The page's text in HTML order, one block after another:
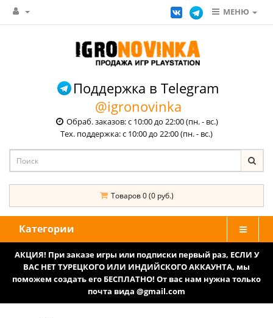
МЕНЮ
Поддержка в Telegram
@igronovinka
Обраб. заказов: с 10:00 до 22:00 (пн. - вс.)
Тех. поддержка: с 10:00 до 22:00 (пн. - вс.)
Товаров 0 (0 руб.)
Категории
АКЦИЯ! При заказе игры или подписки первый раз, ЕСЛИ У
ВАС НЕТ ТУРЕЦКОГО ИЛИ ИНДИЙСКОГО АККАУНТА, мы
поможем создать его БЕСПЛАТНО! От вас нам нужна только
почта вида @gmail.com